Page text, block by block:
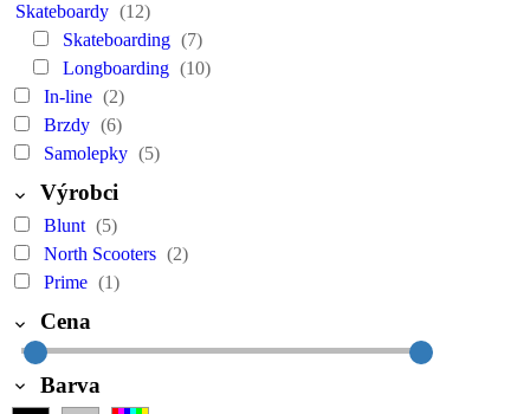
Skateboardy (12)
Skateboarding (7)
Longboarding (10)
In-line (2)
Brzdy (6)
Samolepky (5)
Výrobci
Blunt (5)
North Scooters (2)
Prime (1)
Cena
Barva